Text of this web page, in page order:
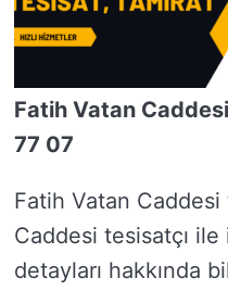
Fatih Vatan
77 07
Fatih Vatan
Caddesi tesisatçı
detayları hakkında